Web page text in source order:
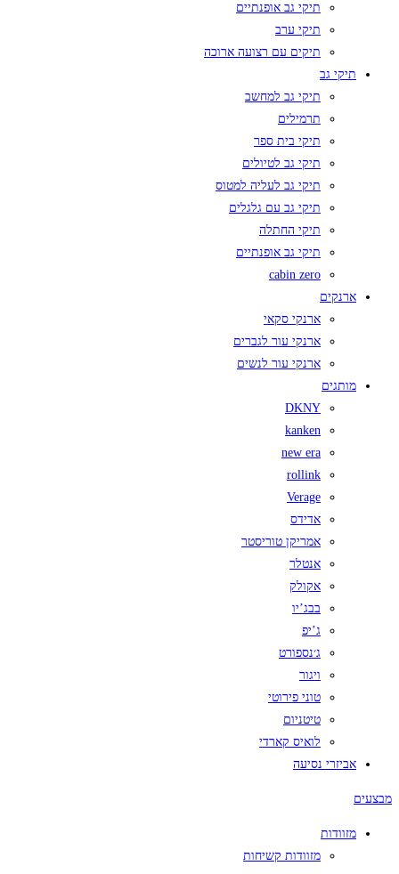
תיקי גב אופנתיים
תיקי ערב
תיקים עם רצועה ארוכה
תיקי גב
תיקי גב למחשב
תרמילים
תיקי בית ספר
תיקי גב לטיולים
תיקי גב לעליה למטוס
תיקי גב עם גלגלים
תיקי החתלה
תיקי גב אופנתיים
cabin zero
ארנקים
ארנקי סקאי
ארנקי עור לגברים
ארנקי עור לנשים
מותגים
DKNY
kanken
new era
rollink
Verage
אדידס
אמריקן טוריסטר
אנטלר
אקולק
בבג’יו
ג’יפ
ג׳נספורט
ויגור
טוני פירוטי
טיטניום
לואיס קארדי
אביזרי נסיעה
מבצעים
מזוודות
מזוודות קשיחות